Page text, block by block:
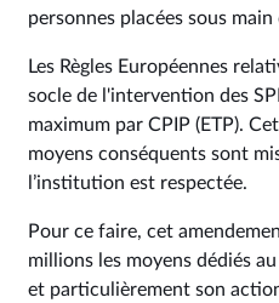
personnes placées sous
Les Règles Européennes
socle de l'intervention des
maximum par CPIP (ETP).
moyens conséquents sont
l’institution est respectée.
Pour ce faire, cet
millions les moyens dédiés
et particulièrement son